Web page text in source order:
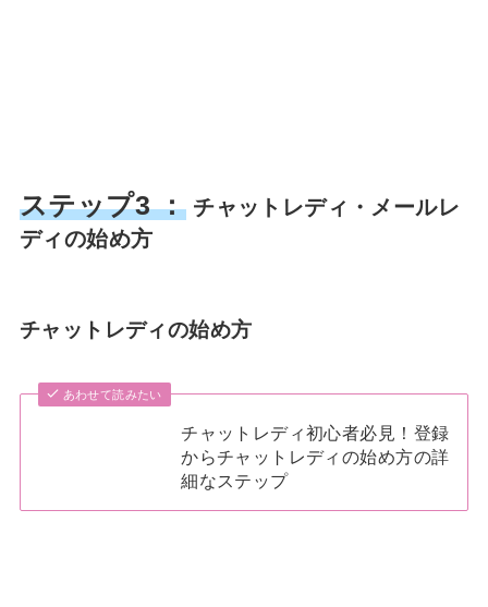
ステップ3 ：チャットレディ・メールレ
ディの始め方
チャットレディの始め方
あわせて読みたい
チャットレディ初心者必見！登録
からチャットレディの始め方の詳
細なステップ